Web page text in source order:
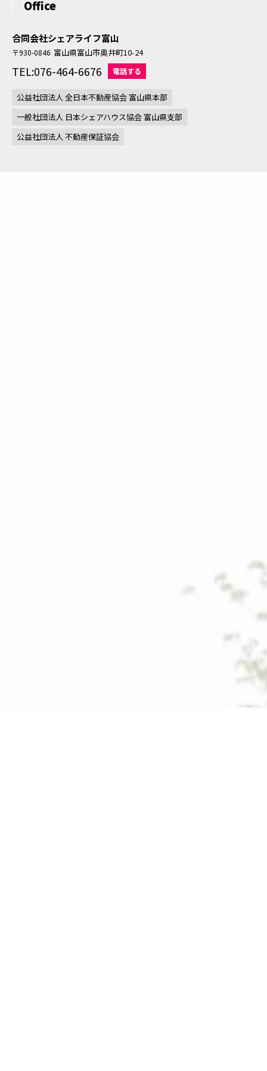
Office
合同会社シェアライフ富山
〒930-0846 富山県富山市奥井町10-24
TEL:076-464-6676 電話する
公益社団法人 全日本不動産協会 富山県本部
一般社団法人 日本シェアハウス協会 富山県支部
公益社団法人 不動産保証協会